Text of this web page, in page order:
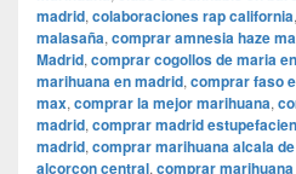
madrid, colaboraciones rap california,
malasaña, comprar amnesia haze
Madrid, comprar cogollos de maria
marihuana en madrid, comprar faso
max, comprar la mejor marihuana,
madrid, comprar madrid
madrid, comprar marihuana alcala
alcorcon central, comprar